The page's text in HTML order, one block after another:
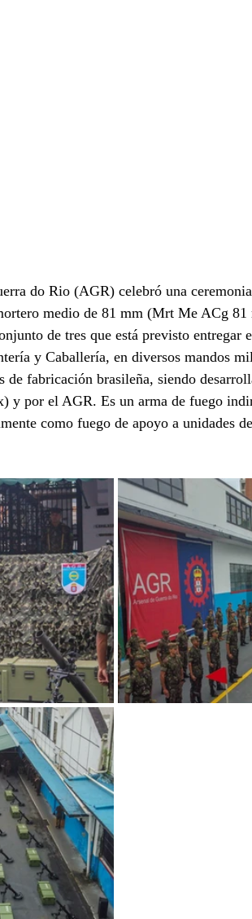
do Rio (AGR) celebró una
medio de 81 mm (Mrt Me ACg
de tres que está previsto entregar
y Caballería, en diversos mandos
fabricación brasileña, siendo
y por el AGR. Es un arma de fuego
como fuego de apoyo a unidades